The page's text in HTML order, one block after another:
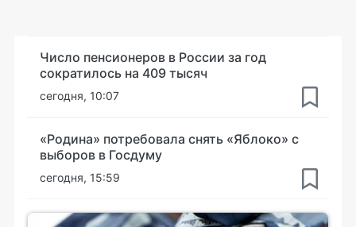
Число пенсионеров в России за год
сократилось на 409 тысяч
сегодня, 10:07
«Родина» потребовала снять «Яблоко» с
выборов в Госдуму
сегодня, 15:59